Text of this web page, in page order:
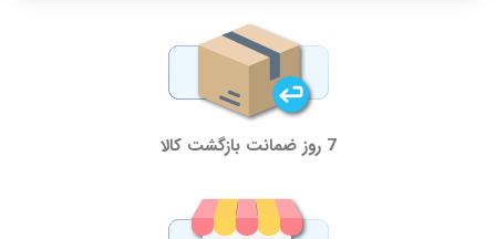
7 روز ضمانت بازگشت کالا